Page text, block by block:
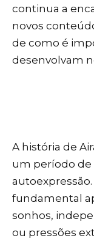
continua a
novos
de como é
desenvolvam
A história de
um período de
fundamental
sonhos,
ou pressões